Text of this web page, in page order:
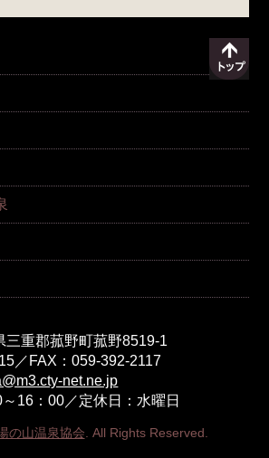
三重郡菰野町菰野8519-1
／FAX：059-392-2117
net.ne.jp
16：00／定休日：水曜日
の山温泉協会 . All Rights Reserved.